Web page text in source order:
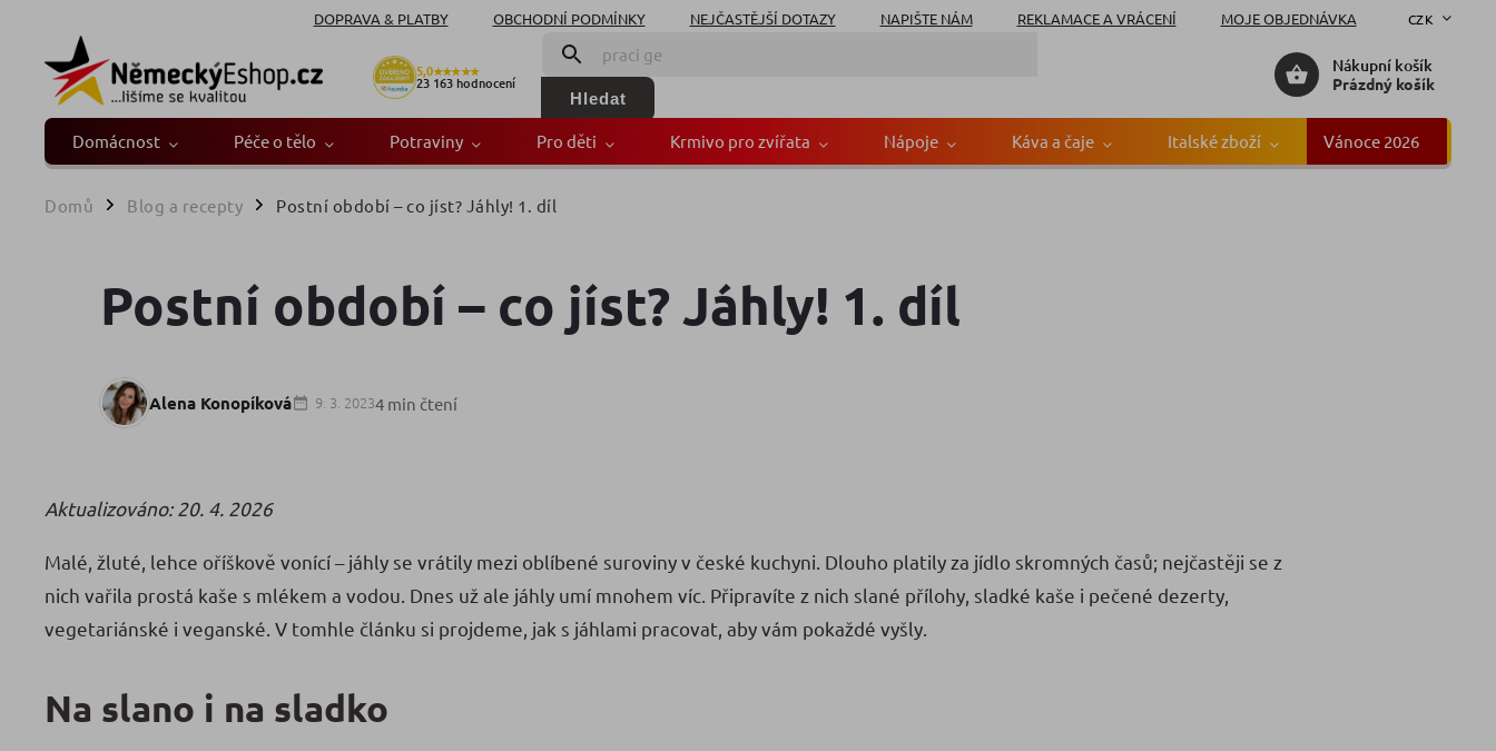
DOPRAVA & PLATBY OBCHODNÍ PODMÍNKY NEJČASTĚJŠÍ DOTAZY NAPIŠTE NÁM REKLAMACE A VRÁCENÍ MOJE OBJEDNÁVKA CZK
5,0★★★★★
23 163hodnocení
Hledat
Nákupní košík
Prázdný košík
Domácnost Péče o tělo Potraviny Pro děti Krmivo pro zvířata Nápoje Káva a čaje Italské zboží Vánoce 2026
Domů / Blog a recepty / Postní období – co jíst? Jáhly! 1. díl
Postní období – co jíst? Jáhly! 1. díl
Alena Konopíková 9. 3. 20234 min čtení
Aktualizováno: 20. 4. 2026
Malé, žluté, lehce oříškově vonící – jáhly se vrátily mezi oblíbené suroviny v české kuchyni. Dlouho platily za jídlo skromných časů; nejčastěji se z
nich vařila prostá kaše s mlékem a vodou. Dnes už ale jáhly umí mnohem víc. Připravíte z nich slané přílohy, sladké kaše i pečené dezerty,
vegetariánské i veganské. V tomhle článku si projdeme, jak s jáhlami pracovat, aby vám pokaždé vyšly.
Na slano i na sladko